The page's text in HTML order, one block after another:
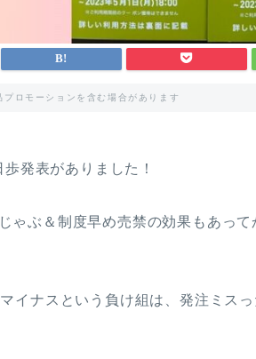
プロモーションを含む場合があります
発表がありました！
ゃぶ＆制度早め売禁の効果もあって
イナスという負け組は、発注ミス